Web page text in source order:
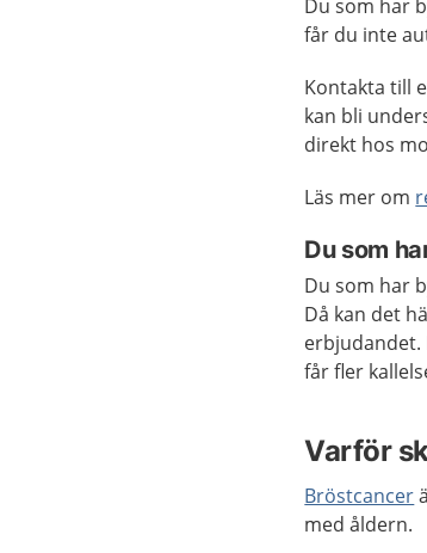
Du som har
får du inte
Kontakta till
kan bli
direkt hos
Läs mer om
Du som
Du som har
Då kan det
erbjudandet.
får fler
Varför
Bröstcancer
med åldern.